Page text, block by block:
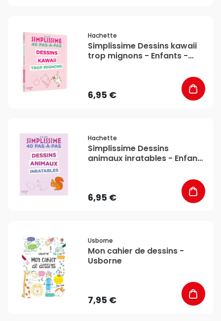
Hachette
Simplissime Dessins kawaii
trop mignons - Enfants -
6,95 €
Hachette
Simplissime Dessins
animaux inratables - Enfants
6,95 €
Usborne
Mon cahier de dessins -
Usborne
7,95 €